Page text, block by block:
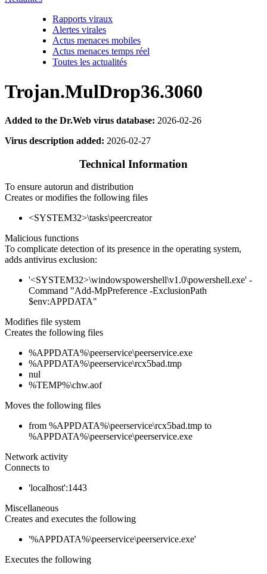
Rapports viraux
Alertes virales
Actus menaces mobiles
Actus menaces temps réel
Toutes les actualités
Trojan.MulDrop36.3060
Added to the Dr.Web virus database: 2026-02-26
Virus description added: 2026-02-27
Technical Information
To ensure autorun and distribution
Creates or modifies the following files
<SYSTEM32>\tasks\peercreator
Malicious functions
To complicate detection of its presence in the operating system,
adds antivirus exclusion:
'<SYSTEM32>\windowspowershell\v1.0\powershell.exe' -
Command "Add-MpPreference -ExclusionPath
$env:APPDATA"
Modifies file system
Creates the following files
%APPDATA%\peerservice\peerservice.exe
%APPDATA%\peerservice\rcx5bad.tmp
nul
%TEMP%\chw.aof
Moves the following files
from %APPDATA%\peerservice\rcx5bad.tmp to
%APPDATA%\peerservice\peerservice.exe
Network activity
Connects to
'localhost':1443
Miscellaneous
Creates and executes the following
'%APPDATA%\peerservice\peerservice.exe'
Executes the following